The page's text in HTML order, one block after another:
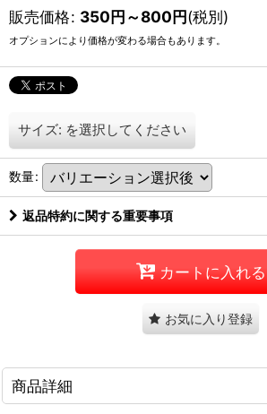
販売価格: 350円～800円(税別)
オプションにより価格が変わる場合もあります。
サイズ: を選択してください
数量:
返品特約に関する重要事項
カートに入れる
お気に入り登録
商品詳細